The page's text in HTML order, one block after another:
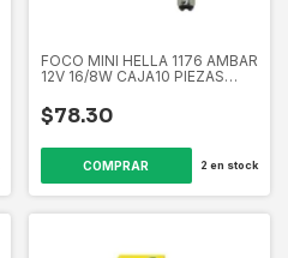
FOCO MINI HELLA 1176 AMBAR
12V 16/8W CAJA10 PIEZAS
$78.30
2 en stock